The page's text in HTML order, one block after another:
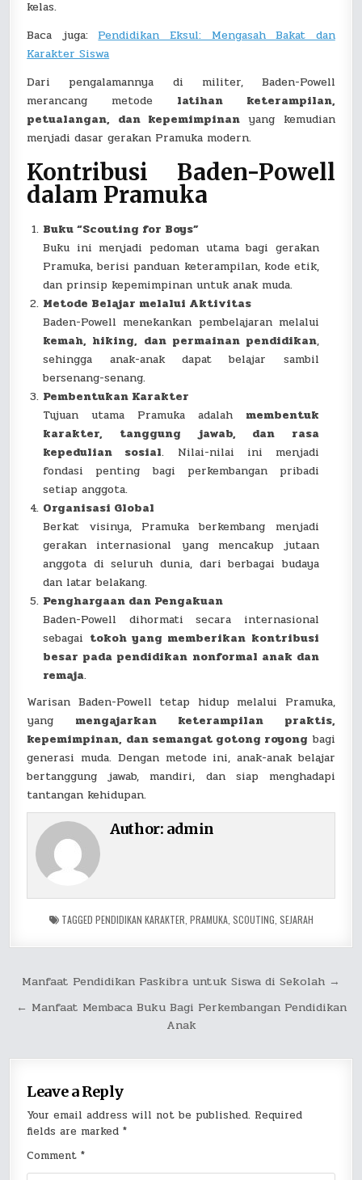
kelas.
Baca juga: Pendidikan Eksul: Mengasah Bakat dan
Karakter Siswa
Dari pengalamannya di militer, Baden-Powell
merancang metode latihan keterampilan,
petualangan, dan kepemimpinan yang kemudian
menjadi dasar gerakan Pramuka modern.
Kontribusi Baden-Powell
dalam Pramuka
Buku “Scouting for Boys”
Buku ini menjadi pedoman utama bagi gerakan
Pramuka, berisi panduan keterampilan, kode etik,
dan prinsip kepemimpinan untuk anak muda.
Metode Belajar melalui Aktivitas
Baden-Powell menekankan pembelajaran melalui
kemah, hiking, dan permainan pendidikan,
sehingga anak-anak dapat belajar sambil
bersenang-senang.
Pembentukan Karakter
Tujuan utama Pramuka adalah membentuk
karakter, tanggung jawab, dan rasa
kepedulian sosial. Nilai-nilai ini menjadi
fondasi penting bagi perkembangan pribadi
setiap anggota.
Organisasi Global
Berkat visinya, Pramuka berkembang menjadi
gerakan internasional yang mencakup jutaan
anggota di seluruh dunia, dari berbagai budaya
dan latar belakang.
Penghargaan dan Pengakuan
Baden-Powell dihormati secara internasional
sebagai tokoh yang memberikan kontribusi
besar pada pendidikan nonformal anak dan
remaja.
Warisan Baden-Powell tetap hidup melalui Pramuka,
yang mengajarkan keterampilan praktis,
kepemimpinan, dan semangat gotong royong bagi
generasi muda. Dengan metode ini, anak-anak belajar
bertanggung jawab, mandiri, dan siap menghadapi
tantangan kehidupan.
Author: admin
TAGGED PENDIDIKAN KARAKTER PRAMUKA, SCOUTING SEJARAH
Post
navigation
Manfaat Pendidikan Paskibra untuk Siswa di Sekolah →
← Manfaat Membaca Buku Bagi Perkembangan Pendidikan
Anak
Leave a Reply
Your email address will not be published. Required
fields are marked*
Comment*